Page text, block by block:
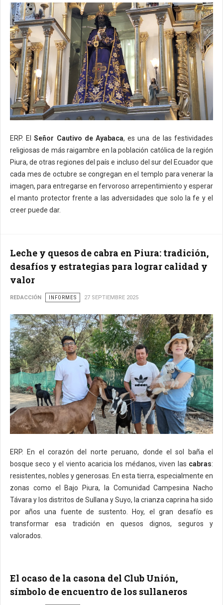
ERP. ElSeñor Cautivo de Ayabaca, es una de las festividades
religiosas de más raigambre en la población católica de la región
Piura, de otras regiones del país e incluso del sur del Ecuador que
cada mes de octubre se congregan en el templo para venerar la
imagen, para entregarse en fervoroso arrepentimiento y esperar
el manto protector frente a las adversidades que solo la fe y el
creer puede dar.
Leche y quesos de cabra en Piura: tradición,
desafíos y estrategias para lograr calidad y
valor
REDACCIÓN INFORMES 27 SEPTIEMBRE 2025
ERP. En el corazón del norte peruano, donde el sol baña el
bosque seco y el viento acaricia los médanos, viven las cabras:
resistentes, nobles y generosas. En esta tierra, especialmente en
zonas como el Bajo Piura, la Comunidad Campesina Nacho
Távara y los distritos de Sullana y Suyo, la crianza caprina ha sido
por años una fuente de sustento. Hoy, el gran desafío es
transformar esa tradición en quesos dignos, seguros y
valorados.
El ocaso de la casona del Club Unión,
símbolo de encuentro de los sullaneros